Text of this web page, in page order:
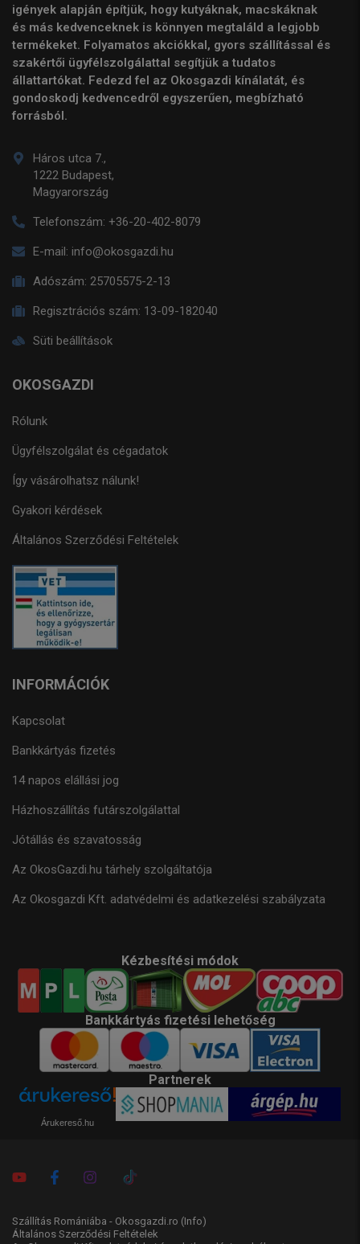
igények alapján építjük, hogy kutyáknak, macskáknak
és más kedvenceknek is könnyen megtaláld a legjobb
termékeket. Folyamatos akciókkal, gyors szállítással és
szakértői ügyfélszolgálattal segítjük a tudatos
állattartókat. Fedezd fel az Okosgazdi kínálatát, és
gondoskodj kedvencedről egyszerűen, megbízható
forrásból.
Háros utca 7.,
1222 Budapest,
Magyarország
Telefonszám: +36-20-402-8079
E-mail: info@okosgazdi.hu
Adószám: 25705575-2-13
Regisztrációs szám: 13-09-182040
Süti beállítások
OKOSGAZDI
Rólunk
Ügyfélszolgálat és cégadatok
Így vásárolhatsz nálunk!
Gyakori kérdések
Általános Szerződési Feltételek
INFORMÁCIÓK
Kapcsolat
Bankkártyás fizetés
14 napos elállási jog
Házhoszállítás futárszolgálattal
Jótállás és szavatosság
Az OkosGazdi.hu tárhely szolgáltatója
Az Okosgazdi Kft. adatvédelmi és adatkezelési szabályzata
Kézbesítési módok
Bankkártyás fizetési lehetőség
Partnerek
Árukereső.hu
Szállítás Romániába - Okosgazdi.ro (Info)
Általános Szerződési Feltételek